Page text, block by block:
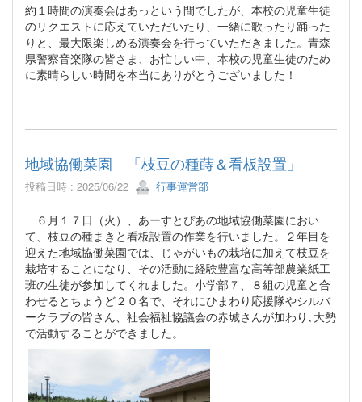
約１時間の演奏会はあっという間でしたが、本校の児童生徒
のリクエストに応えていただいたり、一緒に歌ったり踊った
りと、最大限楽しめる演奏会を行っていただきました。青森
県警察音楽隊の皆さま、お忙しい中、本校の児童生徒のため
に素晴らしい時間を本当にありがとうございました！
地域協働菜園 「枝豆の種蒔＆看板設置」
投稿日時 : 2025/06/22 行事運営部
６月１７日（火）、あーすとぴあの地域協働菜園におい
て、枝豆の種まきと看板設置の作業を行いました。２年目を
迎えた地域協働菜園では、じゃがいもの栽培に加えて枝豆を
栽培することになり、その活動に経験豊富な高等部農業紙工
班の生徒が参加してくれました。小学部７、８組の児童と合
わせるとちょうど２０名で、それにひまわり応援隊やシルバ
ークラブの皆さん、社会福祉協議会の赤城さんが加わり､大勢
で活動することができました。